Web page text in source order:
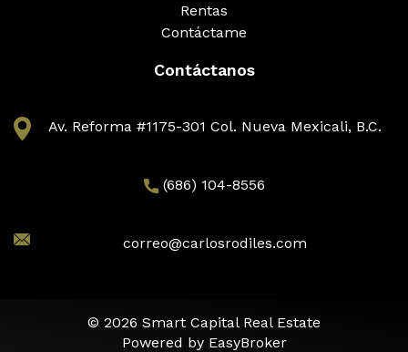
Rentas
Contáctame
Contáctanos
Av. Reforma #1175-301 Col. Nueva Mexicali, B.C.
(686) 104-8556
correo@carlosrodiles.com
© 2026 Smart Capital Real Estate
Powered by EasyBroker